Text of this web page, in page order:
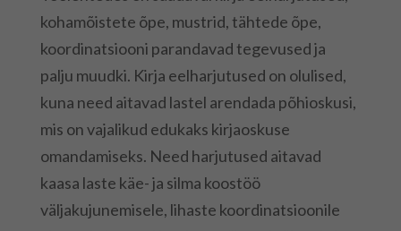
kohamõistete õpe, mustrid, tähtede õpe,
koordinatsiooni parandavad tegevused ja
palju muudki. Kirja eelharjutused on olulised,
kuna need aitavad lastel arendada põhioskusi,
mis on vajalikud edukaks kirjaoskuse
omandamiseks. Need harjutused aitavad
kaasa laste käe- ja silma koostöö
väljakujunemisele, lihaste koordinatsioonile